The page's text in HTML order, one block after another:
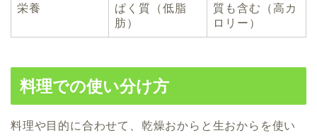
栄養
ぱく質（低脂
肪）
質も含む（高カ
ロリー）
料理での使い分け方
料理や目的に合わせて、乾燥おからと生おからを使い